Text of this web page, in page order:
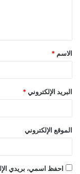
ق
*
الاسم *
البريد الإلكتروني *
الموقع الإلكتروني
احفظ اسمي، بريدي